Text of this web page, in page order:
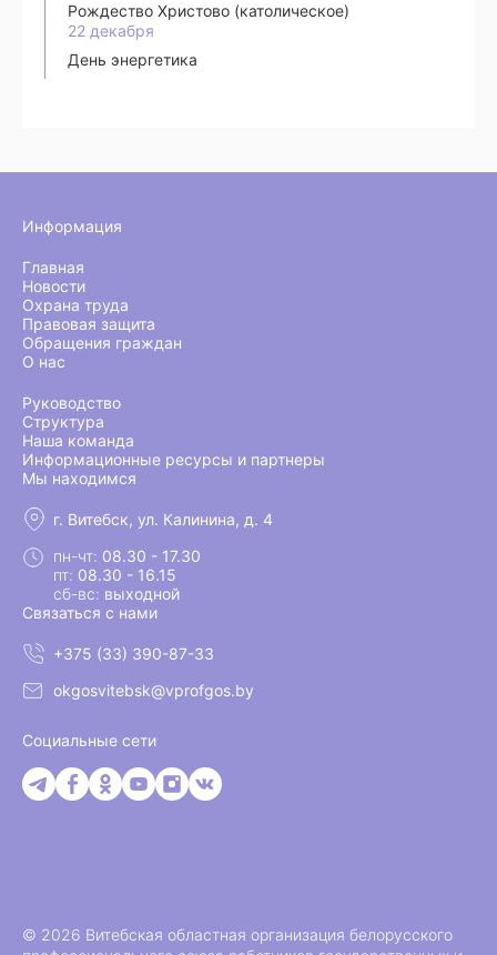
Рождество Христово (католическое)
22 декабря
День энергетика
Информация
Главная
Новости
Охрана труда
Правовая защита
Обращения граждан
О нас
Руководство
Структура
Наша команда
Информационные ресурсы и партнеры
Мы находимся
г. Витебск, ул. Калинина, д. 4
пн-чт: 08.30 - 17.30
пт: 08.30 - 16.15
сб-вс: выходной
Связаться с нами
+375 (33) 390-87-33
okgosvitebsk@vprofgos.by
Социальные сети
© 2026 Витебская областная организация белорусского